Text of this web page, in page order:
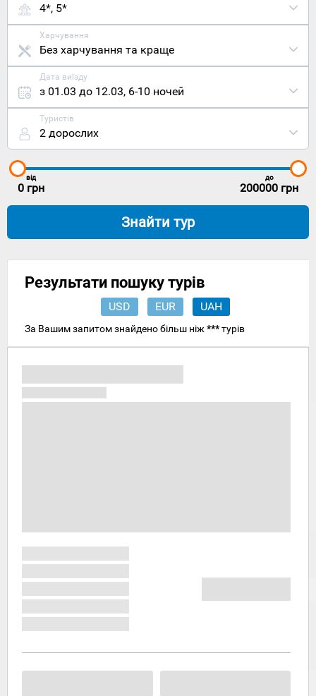
4*, 5*
Харчування
Без харчування та краще
Дата виїзду
з 01.03 до 12.03, 6-10 ночей
Туристів
2 дорослих
від
0 грн
до
200000 грн
Знайти тур
Результати пошуку турів
USD EUR UAH
За Вашим запитом знайдено більш ніж ***турів